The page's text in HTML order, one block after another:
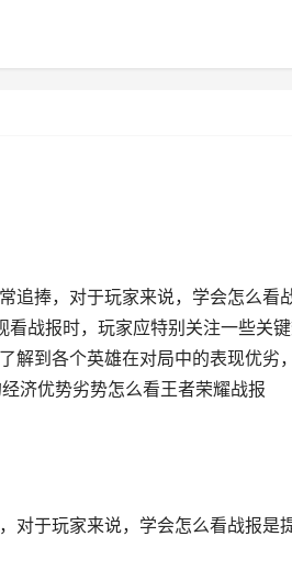
追捧，对于玩家来说，学会怎么看
战报时，玩家应特别关注一些关
解到各个英雄在对局中的表现优劣
济优势劣势怎么看王者荣耀战报
对于玩家来说，学会怎么看战报是